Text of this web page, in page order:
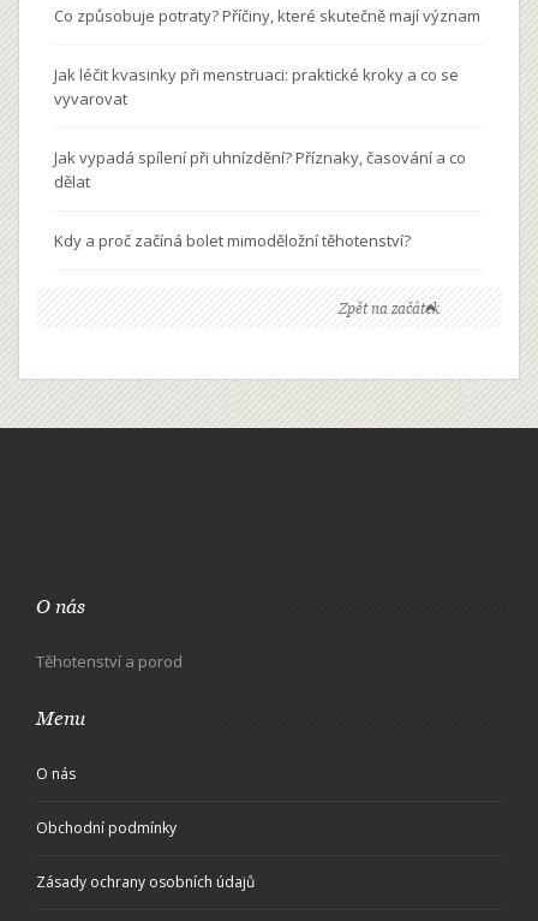
Co způsobuje potraty? Příčiny, které skutečně mají význam
Jak léčit kvasinky při menstruaci: praktické kroky a co se
vyvarovat
Jak vypadá spílení při uhnízdění? Příznaky, časování a co
dělat
Kdy a proč začíná bolet mimoděložní těhotenství?
Zpět na začátek
O nás
Těhotenství a porod
Menu
O nás
Obchodní podmínky
Zásady ochrany osobních údajů